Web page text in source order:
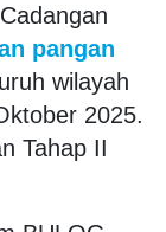
pangan
wilayah
2025.
Tahap II